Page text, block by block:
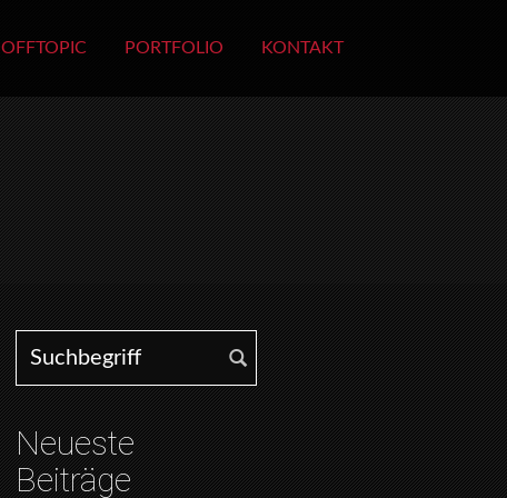
OFFTOPIC PORTFOLIO KONTAKT
Search for:
Neueste
Beiträge